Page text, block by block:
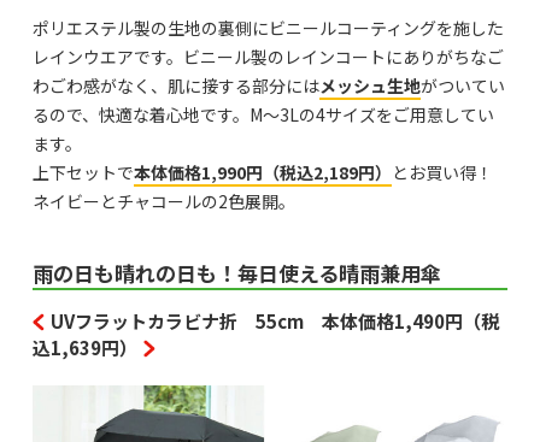
ポリエステル製の生地の裏側にビニールコーティングを施した
レインウエアです。ビニール製のレインコートにありがちなご
わごわ感がなく、肌に接する部分にはメッシュ生地がついてい
るので、快適な着心地です。M～3Lの4サイズをご用意してい
ます。
上下セットで本体価格1,990円（税込2,189円） とお買い得！
ネイビーとチャコールの2色展開。
雨の日も晴れの日も！毎日使える晴雨兼用傘
UVフラットカラビナ折 55cm 本体価格1,490円（税
込1,639円）